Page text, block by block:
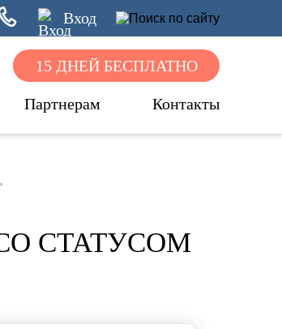
Вход
15 ДНЕЙ БЕСПЛАТНО
Партнерам Контакты
СТАТУСОМ